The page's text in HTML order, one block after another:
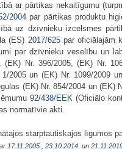
ar pārtikas nekaitīgumu
2004 par pārtikas produktu
uz dzīvnieku izcelsmes
(ES) 2017/625par oficiālajām
par dzīvnieku veselību un
(EK) Nr. 396/2005, (EK) Nr.
2005 un (EK) Nr. 1099/2009
(EK) Nr. 854/2004 un
92/438/EEK (Oficiālo
normatīvie akti.
starptautiskajos līgumos
17.11.2005., 23.10.2014. un